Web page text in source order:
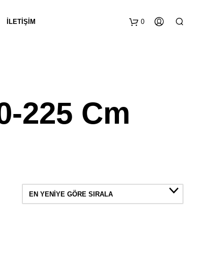
0
İLETIŞIM
225 Cm
EN YENIYE GÖRE SIRALA